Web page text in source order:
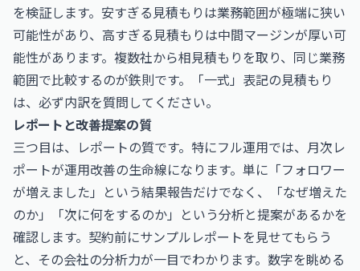
を検証します。安すぎる見積もりは業務範囲が極端に狭い
可能性があり、高すぎる見積もりは中間マージンが厚い可
能性があります。複数社から相見積もりを取り、同じ業務
範囲で比較するのが鉄則です。「一式」表記の見積もり
は、必ず内訳を質問してください。
レポートと改善提案の質
三つ目は、レポートの質です。特にフル運用では、月次レ
ポートが運用改善の生命線になります。単に「フォロワー
が増えました」という結果報告だけでなく、「なぜ増えた
のか」「次に何をするのか」という分析と提案があるかを
確認します。契約前にサンプルレポートを見せてもらう
と、その会社の分析力が一目でわかります。数字を眺める